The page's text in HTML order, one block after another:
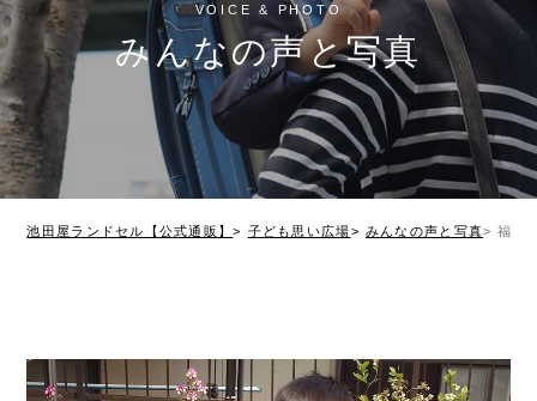
VOICE & PHOTO
みんなの声と写真
池田屋ランドセル【公式通販】 子ども思い広場 みんなの声と写真 福岡